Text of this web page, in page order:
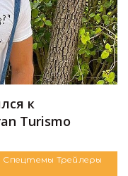
к
Turismo
Спецтемы Трейлеры